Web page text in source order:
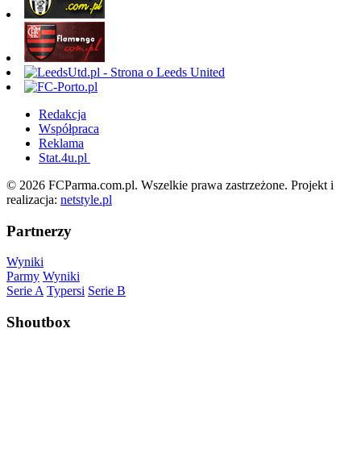
Redakcja
Współpraca
Reklama
Stat.4u.pl
© 2026 FCParma.com.pl. Wszelkie prawa zastrzeżone. Projekt i
realizacja: netstyle.pl
Partnerzy
Wyniki
Parmy Wyniki
Serie A Typersi Serie B
Shoutbox